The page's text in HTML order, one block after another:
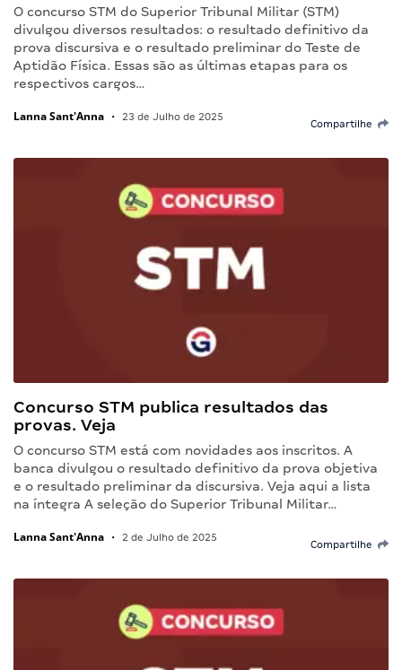
O concurso STM do Superior Tribunal Militar (STM)
divulgou diversos resultados: o resultado definitivo da
prova discursiva e o resultado preliminar do Teste de
Aptidão Física. Essas são as últimas etapas para os
respectivos cargos…
Lanna Sant'Anna • 23 de Julho de 2025
Compartilhe
Concurso STM publica resultados das
provas. Veja
O concurso STM está com novidades aos inscritos. A
banca divulgou o resultado definitivo da prova objetiva
e o resultado preliminar da discursiva. Veja aqui a lista
na íntegra A seleção do Superior Tribunal Militar…
Lanna Sant'Anna • 2 de Julho de 2025
Compartilhe